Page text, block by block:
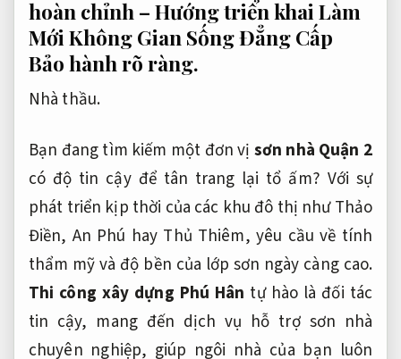
hoàn chỉnh – Hướng triển khai Làm
Mới Không Gian Sống Đẳng Cấp
Bảo hành rõ ràng.
Nhà thầu.
Bạn đang tìm kiếm một đơn vị sơn nhà Quận 2
có độ tin cậy để tân trang lại tổ ấm? Với sự
phát triển kịp thời của các khu đô thị như Thảo
Điền, An Phú hay Thủ Thiêm, yêu cầu về tính
thẩm mỹ và độ bền của lớp sơn ngày càng cao.
Thi công xây dựng Phú Hân tự hào là đối tác
tin cậy, mang đến dịch vụ hỗ trợ sơn nhà
chuyên nghiệp, giúp ngôi nhà của bạn luôn